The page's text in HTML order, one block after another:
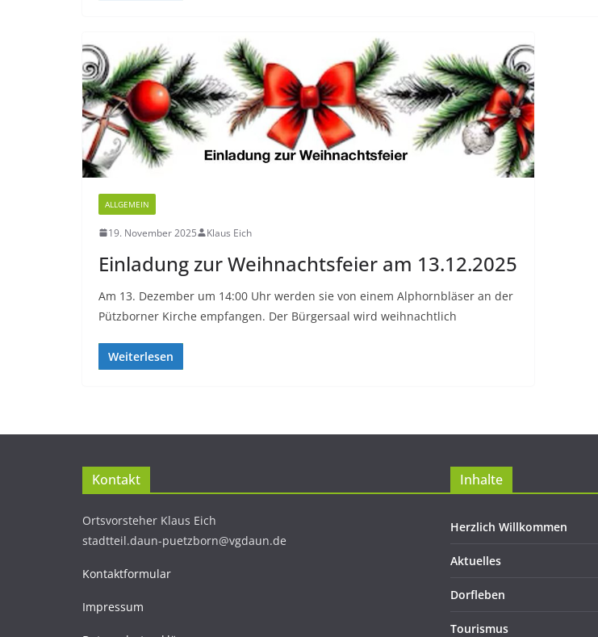
ALLGEMEIN
19. November 2025 Klaus Eich
Einladung zur Weihnachtsfeier am 13.12.2025
Am 13. Dezember um 14:00 Uhr werden sie von einem Alphornbläser an der
Pützborner Kirche empfangen. Der Bürgersaal wird weihnachtlich
Weiterlesen
Kontakt
Ortsvorsteher Klaus Eich
stadtteil.daun-puetzborn@vgdaun.de
Kontaktformular
Impressum
Inhalte
Herzlich Willkommen
Aktuelles
Dorfleben
Tourismus